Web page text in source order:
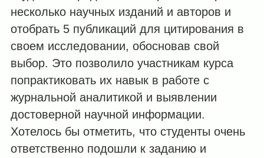
несколько научных изданий и авторов и
отобрать 5 публикаций для цитирования в
своем исследовании, обосновав свой
выбор. Это позволило участникам курса
попрактиковать их навык в работе с
журнальной аналитикой и выявлении
достоверной научной информации.
Хотелось бы отметить, что студенты очень
ответственно подошли к заданию и